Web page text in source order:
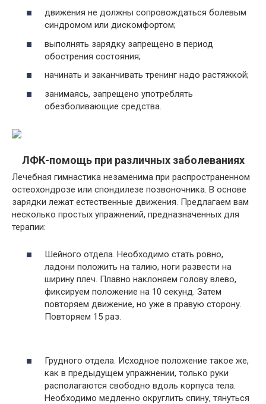
движения не должны сопровождаться болевым
синдромом или дискомфортом;
выполнять зарядку запрещено в период
обострения состояния;
начинать и заканчивать тренинг надо растяжкой;
занимаясь, запрещено употреблять
обезболивающие средства.
ЛФК-помощь при различных заболеваниях
Лечебная гимнастика незаменима при распространенном
остеохондрозе или спондилезе позвоночника. В основе
зарядки лежат естественные движения. Предлагаем вам
несколько простых упражнений, предназначенных для
терапии:
Шейного отдела. Необходимо стать ровно,
ладони положить на талию, ноги развести на
ширину плеч. Плавно наклоняем голову влево,
фиксируем положение на 10 секунд. Затем
повторяем движение, но уже в правую сторону.
Повторяем 15 раз.
Грудного отдела. Исходное положение такое же,
как в предыдущем упражнении, только руки
располагаются свободно вдоль корпуса тела.
Необходимо медленно округлить спину, тянуться